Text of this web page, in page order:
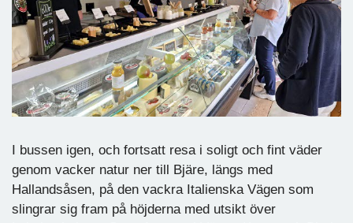
I bussen igen, och fortsatt resa i soligt och fint väder
genom vacker natur ner till Bjäre, längs med
Hallandsåsen, på den vackra Italienska Vägen som
slingrar sig fram på höjderna med utsikt över